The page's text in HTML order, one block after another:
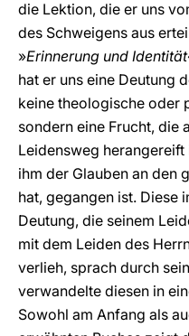
die Lektion, die er uns
des Schweigens aus
»Erinnerung und Identität
hat er uns eine Deutung
keine theologische oder
sondern eine Frucht, die
Leidensweg
ihm der Glauben an den
hat, gegangen ist. Diese
Deutung, die seinem
mit dem Leiden des
verlieh, sprach durch
verwandelte diesen in
Sowohl am Anfang als